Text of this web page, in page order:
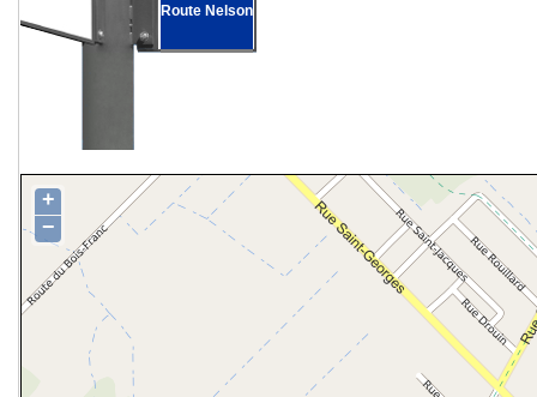
Route Nelson
+
−